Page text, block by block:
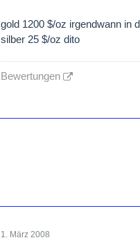
gold 1200 $/oz irgendwann in
silber 25 $/oz dito
Bewertungen
1. März 2008